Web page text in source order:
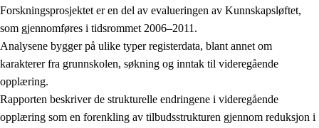
Forskningsprosjektet er en del av evalueringen av Kunnskapsløftet,
som gjennomføres i tidsrommet 2006–2011.
Analysene bygger på ulike typer registerdata, blant annet om
karakterer fra grunnskolen, søkning og inntak til videregående
opplæring.
Rapporten beskriver de strukturelle endringene i videregående
opplæring som en forenkling av tilbudsstrukturen gjennom reduksjon i